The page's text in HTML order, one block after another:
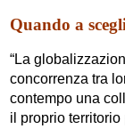
Quando a
“La
concorrenza tra
contempo una
il proprio territorio